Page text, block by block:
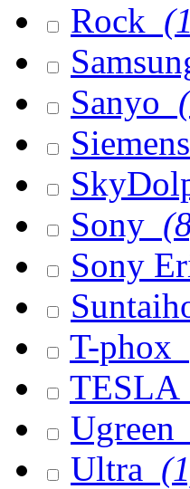
Rock
Sanyo
Siemens
Sony
Sony
T-phox
TESLA
Ugreen
Ultra